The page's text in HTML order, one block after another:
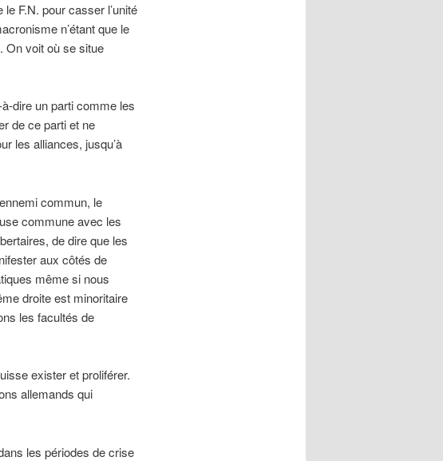
F.N. pour casser l’unité
n’étant que le
On voit où se situe
dire un parti comme les
de ce parti et ne
les alliances, jusqu’à
commun, le
commune avec les
de dire que les
aux côtés de
même si nous
droite est minoritaire
les facultés de
exister et proliférer.
allemands qui
les périodes de crise